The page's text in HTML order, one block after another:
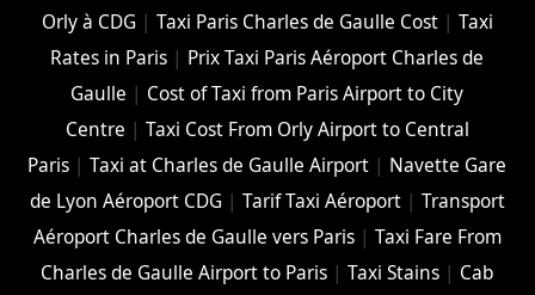
Orly à CDG | Taxi Paris Charles de Gaulle Cost| Taxi
Rates in Paris | Prix Taxi Paris Aéroport Charles de
Gaulle | Cost of Taxi from Paris Airport to City
Centre | Taxi Cost From Orly Airport to Central
Paris |Taxi at Charles de Gaulle Airport | Navette Gare
de Lyon Aéroport CDG | Tarif Taxi Aéroport| Transport
Aéroport Charles de Gaulle vers Paris| Taxi Fare From
Charles de Gaulle Airport to Paris |Taxi Stains | Cab